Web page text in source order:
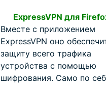
ExpressVPN для
Вместе с приложением
ExpressVPN оно
защиту всего трафика
устройства с помощью
шифрования. Само по